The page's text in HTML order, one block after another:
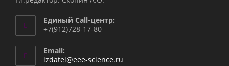
Единый Call-центр:
+7(912)728-17-80
Email:
izdatel@eee-science.ru